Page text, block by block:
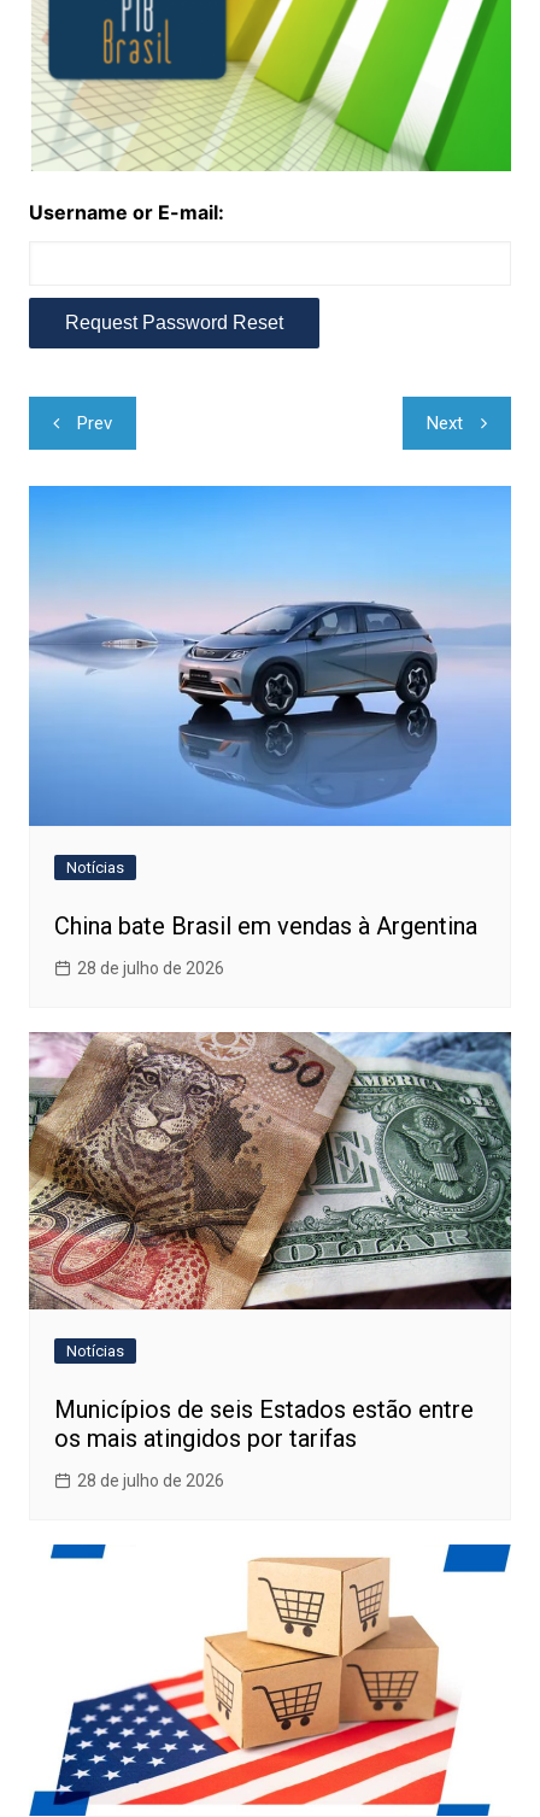
Username or E-mail:
Navegação
de
Post
Prev Next
Notícias
China bate Brasil em vendas à Argentina
28 de julho de 2026
Notícias
Municípios de seis Estados estão entre
os mais atingidos por tarifas
28 de julho de 2026